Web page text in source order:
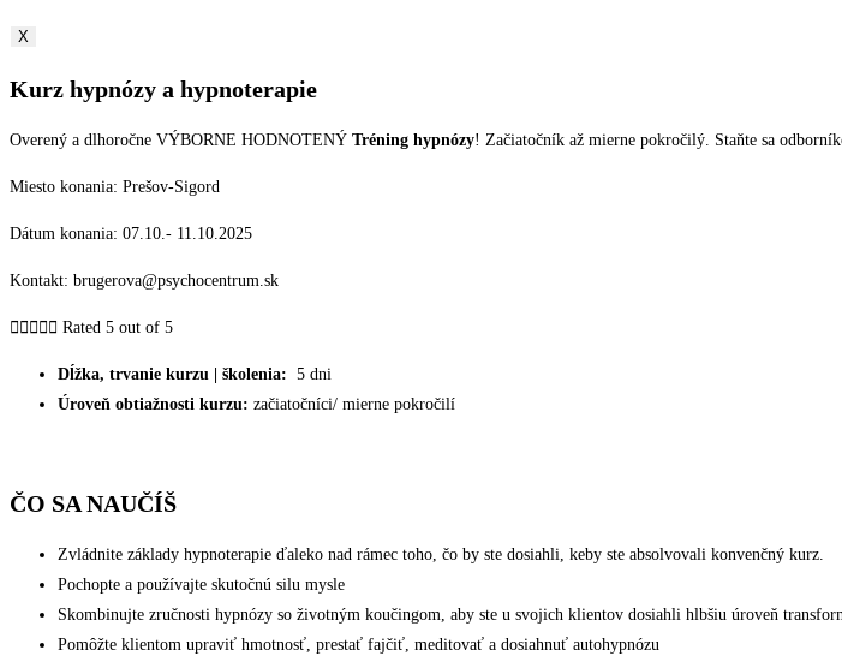
X
Kurz hypnózy a hypnoterapie
Overený a dlhoročne VÝBORNE HODNOTENÝ Tréning hypnózy! Začiatočník až mierne pokročilý. Staňte sa
Miesto konania: Prešov-Sigord
Dátum konania: 07.10.- 11.10.2025
Kontakt: brugerova@psychocentrum.sk
     Rated 5 out of 5
Dĺžka, trvanie kurzu | školenia: 5 dni
Úroveň obtiažnosti kurzu: začiatočníci/ mierne pokročilí
ČO SA NAUČÍŠ
Zvládnite základy hypnoterapie ďaleko nad rámec toho, čo by ste dosiahli, keby ste absolvovali konvenčný kurz.
Pochopte a používajte skutočnú silu mysle
Skombinujte zručnosti hypnózy so životným koučingom, aby ste u svojich klientov dosiahli hlbšiu úroveň
Pomôžte klientom upraviť hmotnosť, prestať fajčiť, meditovať a dosiahnuť autohypnózu